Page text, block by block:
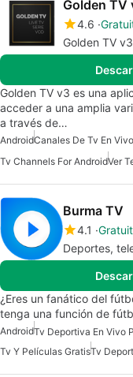
Golden TV
4.6
Golden TV
Golden TV v3 es una
acceder a una amplia
a través de…
AndroidCanales De Tv En Vivo
Tv Channels For AndroidVer
Burma TV
4.1
Deportes,
¿Eres un fanático del
tenga una función de
AndroidTv Deportiva En Vivo
Tv Y Películas GratisTv